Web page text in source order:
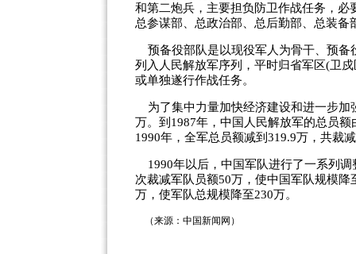
和第二炮兵，主要担负防卫作战任务，
总参谋部、总政治部、总后勤部、总装
预备役部队是以现役军人为骨干、预备
列入人民解放军序列，平时归省军区(卫
或单独遂行作战任务。
为了集中力量加快经济建设和进一步加
万。到1987年，中国人民解放军的总员
1990年，全军总员额减到319.9万，共裁
1990年以后，中国军队进行了一系列调
次裁减军队员额50万，使中国军队规模
万，使军队总规模降至230万。
（来源：中国新闻网）